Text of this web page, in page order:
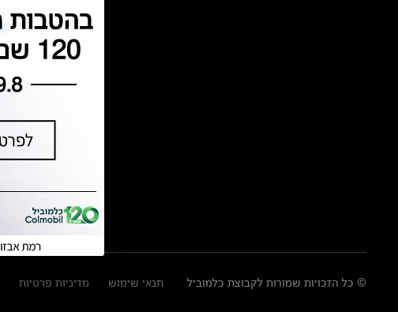
© כל הזכויות שמורות לקבוצת כלמוביל תנאי שימוש מדיניות פרטיות